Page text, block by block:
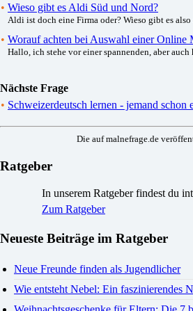
• Wieso gibt es Aldi Süd und Nord?
Aldi ist doch eine Firma oder? Wieso gibt es
• Worauf achten bei Auswahl einer Online
Hallo, ich stehe vor einer spannenden, aber
Nächste Frage
• Schweizerdeutsch lernen - jemand schon
Die auf malnefrage.de
Ratgeber
In unserem Ratgeber findest du
Zum Ratgeber
Neueste Beiträge im Ratgeber
Neue Freunde finden als Jugendlicher
Wie entsteht Nebel: Ein faszinierendes